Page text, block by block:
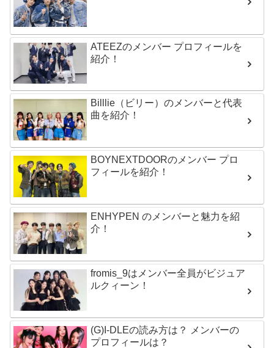
ATEEZのメンバー プロフィールを
紹介！
Billlie（ビリー）のメンバーと代表
曲を紹介！
BOYNEXTDOORのメンバー プロ
フィールを紹介！
ENHYPEN のメンバーと魅力を紹
介！
fromis_9はメンバー全員がビジュア
ルクィーン！
(G)I-DLEの読み方は？ メンバーの
プロフィールは？